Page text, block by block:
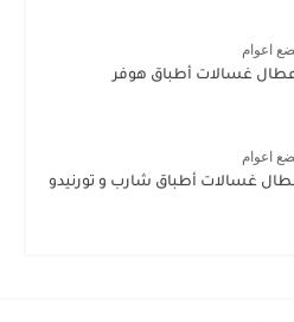
اعوام
غسالات أطباق هوفر
اعوام
غسالات أطباق شارب و تورنيدو